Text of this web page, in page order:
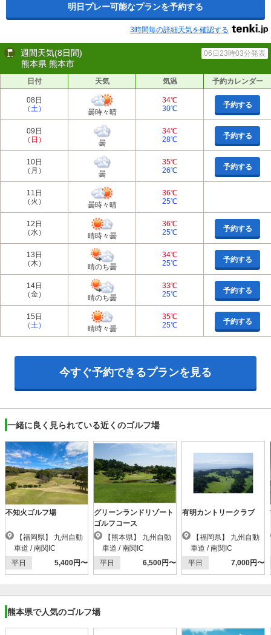
明日プレー可能なプランを予約する
3時間毎の詳細天気を確認する
週間天気(8日間)
熊本県 熊本市
06日23時03分発表
日付 天気 気温 予約カレンダー
08日
（土）
曇時々晴
34℃
30℃
予約する
09日
（日）
曇
34℃
28℃
予約する
10日
（月）
曇
35℃
26℃
予約する
11日
（火）
曇時々晴
36℃
25℃
12日
（水）
晴時々曇
36℃
25℃
予約する
13日
（木）
晴のち曇
34℃
25℃
予約する
14日
（金）
晴のち曇
33℃
25℃
予約する
15日
（土）
晴時々曇
35℃
25℃
予約する
今すぐ予約できるプランを見る
一緒に良く見られている近くのゴルフ場
不知火ゴルフ場
車道 / 南関IC
平日
5,400円〜
グリーンランドリゾート
ゴルフコース
車道 / 南関IC
平日
6,500円〜
有明カントリークラブ
車道 / 南関IC
平日
7,000円〜
熊本県で人気のゴルフ場